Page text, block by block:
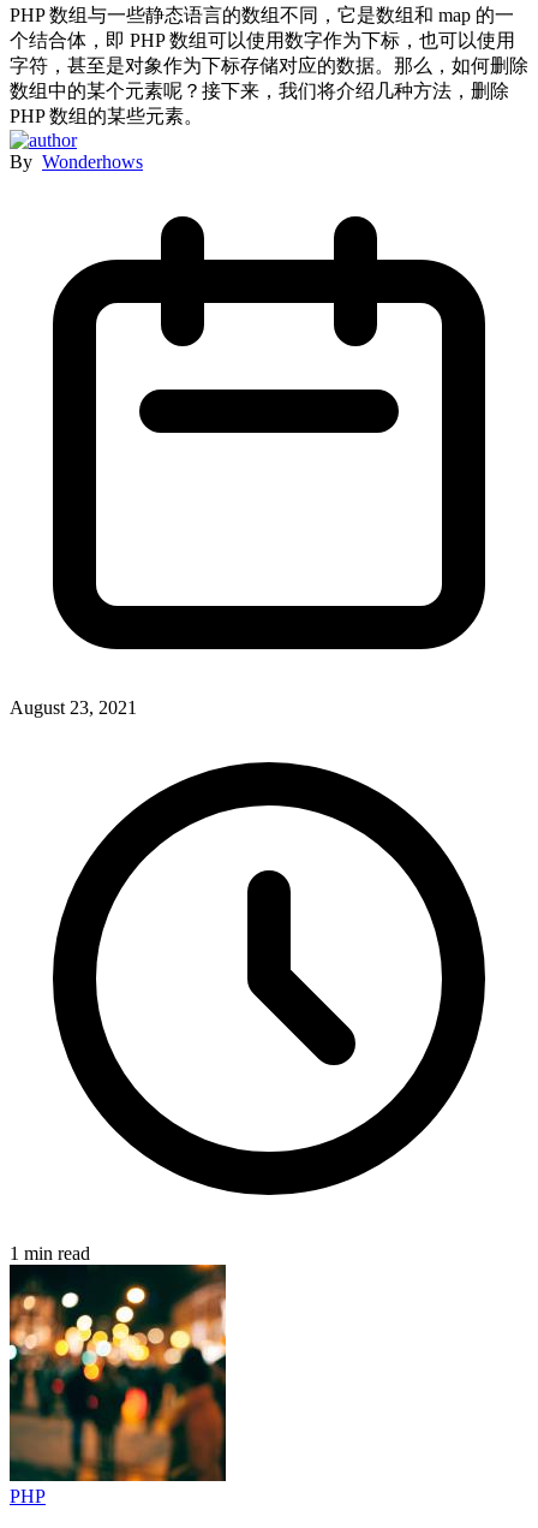
PHP 数组与一些静态语言的数组不同，它是数组和 map 的一
个结合体，即 PHP 数组可以使用数字作为下标，也可以使用
字符，甚至是对象作为下标存储对应的数据。那么，如何删除
数组中的某个元素呢？接下来，我们将介绍几种方法，删除
PHP 数组的某些元素。
By Wonderhows
August 23, 2021
1 min read
PHP